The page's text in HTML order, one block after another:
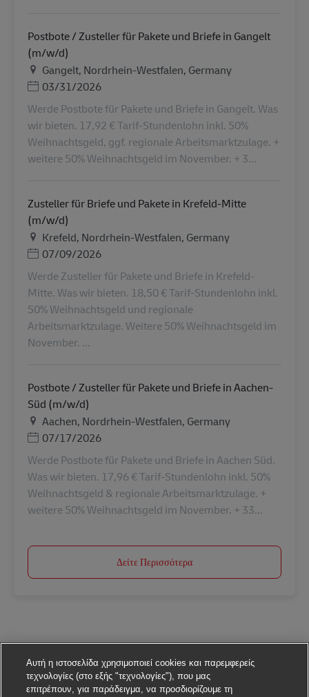
Postbote / Zusteller für Pakete und Briefe in Gangelt
(m/w/d)
Τοποθεσία
Gangelt, Nordrhein-Westfalen, Germany
Ημερομηνία Ανάρτησης
03/31/2026
Werde Postbote für Pakete und Briefe in Gangelt. Was
wir bieten. 17,92 € Tarif-Stundenlohn inkl. 50%
Weihnachtsgeld, ggf. regionale Arbeitsmarktzulage. +
weitere 50% Weihnachtsgeld im November. + 3...
Zusteller für Briefe und Pakete in Krefeld-Mitte
(m/w/d)
Τοποθεσία
Krefeld, Nordrhein-Westfalen, Germany
Ημερομηνία Ανάρτησης
07/09/2026
Werde Zusteller für Pakete und Briefe in Krefeld-
Mitte. Was wir bieten. 18,50 € Tarif-Stundenlohn inkl.
50% Weihnachtsgeld und regionale
Arbeitsmarktzulage. Weitere 50% Weihnachtsgeld im
November. ...
Postbote / Zusteller für Pakete und Briefe in Aachen-
Süd (m/w/d)
Τοποθεσία
Aachen, Nordrhein-Westfalen, Germany
Ημερομηνία Ανάρτησης
07/17/2026
Werde Postbote für Pakete und Briefe in Aachen Süd.
Was wir bieten. 17,96 € Tarif-Stundenlohn inkl. 50%
Weihnachtsgeld & regionale Arbeitsmarktzulage. +
weitere 50% Weihnachtsgeld im November. + 33...
Δείτε Περισσότερα
Αυτή η ιστοσελίδα χρησιμοποιεί cookies και παρεμφερείς
τεχνολογίες (στο εξής "τεχνολογίες"), που μας
επιτρέπουν, για παράδειγμα, να προσδιορίζουμε τη